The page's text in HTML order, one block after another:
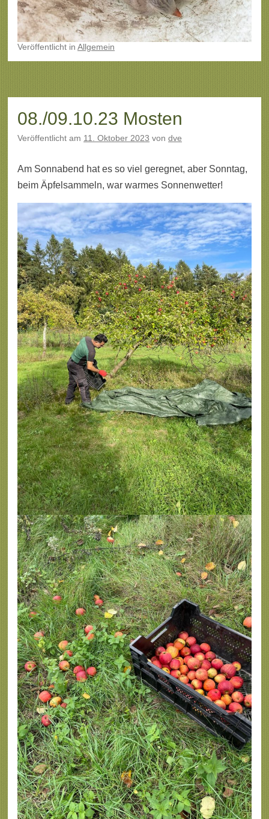
Veröffentlicht in Allgemein
08./09.10.23 Mosten
Veröffentlicht am 11. Oktober 2023 von dve
Am Sonnabend hat es so viel geregnet, aber Sonntag,
beim Äpfelsammeln, war warmes Sonnenwetter!